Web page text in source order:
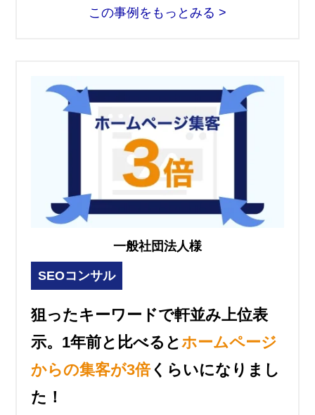
この事例をもっとみる >
一般社団法人様
SEOコンサル
狙ったキーワードで軒並み上位表
示。1年前と比べるとホームページ
からの集客が3倍くらいになりまし
た！